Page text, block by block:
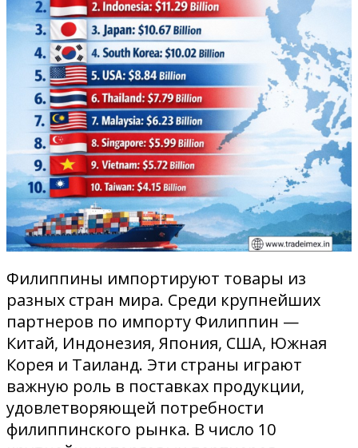
Филиппины импортируют товары из
разных стран мира. Среди крупнейших
партнеров по импорту Филиппин —
Китай, Индонезия, Япония, США, Южная
Корея и Таиланд. Эти страны играют
важную роль в поставках продукции,
удовлетворяющей потребности
филиппинского рынка. В число 10